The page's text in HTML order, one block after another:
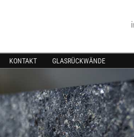
KONTAKT GLASRÜCKWÄNDE